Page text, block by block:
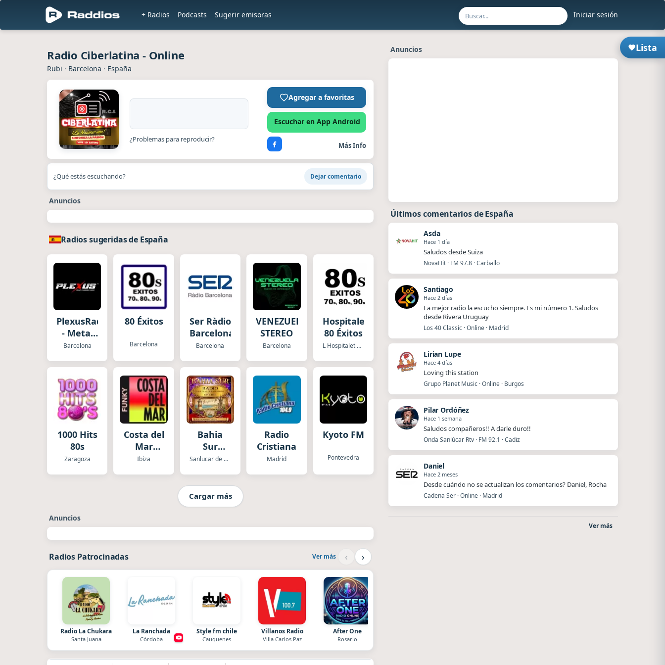
Iniciar sesión
+ Radios Podcasts Sugerir emisoras
Lista
Radio Ciberlatina - Online
Rubi · Barcelona · España
¿Problemas para reproducir?
Agregar a favoritas
Escuchar en App Android
Más Info
¿Qué estás escuchando? Dejar comentario
Anuncios
Radios sugeridas de España
PlexusRadio.com
- Metal
Channel
Barcelona
80 Éxitos
Barcelona
Ser Ràdio
Barcelona
Barcelona
VENEZUELA
STEREO
Barcelona
Hospitalet
80 Éxitos
L Hospitalet de Llobregat
1000 Hits
80s
Zaragoza
Costa del
Mar
(Funky)
Ibiza
Bahia
Sur
Radio Sanlucar de Barrameda
Radio
Cristiana
Madrid
Kyoto FM
Pontevedra
Cargar más
Anuncios
Radios Patrocinadas Ver más ‹ ›
Radio La Chukara
Santa Juana
La Ranchada
Córdoba
Style fm chile
Cauquenes
Villanos Radio
Villa Carlos Paz
After One
Rosario
Anuncios
Últimos comentarios de España
Asda
Hace 1 día
Saludos desde Suiza
NovaHit · FM 97.8 · Carballo
Santiago
Hace 2 días
La mejor radio la escucho siempre. Es mi número 1. Saludos
desde Rivera Uruguay
Los 40 Classic · Online · Madrid
Lirian Lupe
Hace 4 días
Loving this station
Grupo Planet Music · Online · Burgos
Pilar Ordóñez
Hace 1 semana
Saludos compañeros!! A darle duro!!
Onda Sanlúcar Rtv · FM 92.1 · Cadiz
Daniel
Hace 2 meses
Desde cuándo no se actualizan los comentarios? Daniel, Rocha
Cadena Ser · Online · Madrid
Ver más